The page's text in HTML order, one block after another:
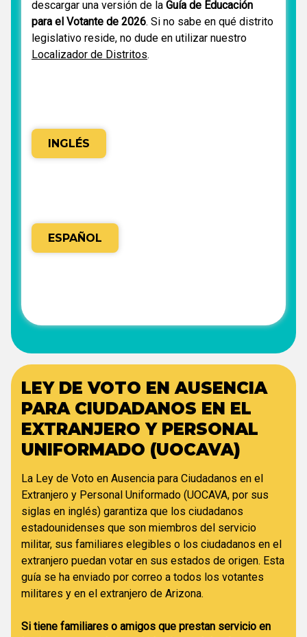
descargar una versión de la Guía de Educación
para el Votante de 2026. Si no sabe en qué distrito
legislativo reside, no dude en utilizar nuestro
Localizador de Distritos.
INGLÉS
ESPAÑOL
LEY DE VOTO EN AUSENCIA
PARA CIUDADANOS EN EL
EXTRANJERO Y PERSONAL
UNIFORMADO (UOCAVA)
La Ley de Voto en Ausencia para Ciudadanos en el
Extranjero y Personal Uniformado (UOCAVA, por sus
siglas en inglés) garantiza que los ciudadanos
estadounidenses que son miembros del servicio
militar, sus familiares elegibles o los ciudadanos en el
extranjero puedan votar en sus estados de origen. Esta
guía se ha enviado por correo a todos los votantes
militares y en el extranjero de Arizona.
Si tiene familiares o amigos que prestan servicio en